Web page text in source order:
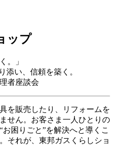
ップ
。」
添い、信頼を築く。
者座談会
を販売したり、リフォームを
せん。お客さま一人ひとりの
困りごと”を解決へと導くこ
それが、東邦ガスくらしショ